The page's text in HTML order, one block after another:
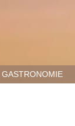
GASTRONOMIE